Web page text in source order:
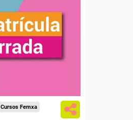
Cursos Femxa